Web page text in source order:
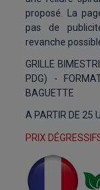
proposé. La
pas de
revanche
GRILLE
PDG) -
BAGUETTE
A PARTIR DE 25
PRIX